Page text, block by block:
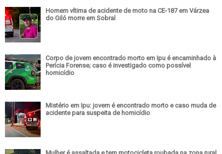
Homem vítima de acidente de moto na CE-187 em Várzea
do Giló morre em Sobral
Corpo de jovem encontrado morto em Ipu é encaminhado à
Perícia Forense; caso é investigado como possível
homicídio
Mistério em Ipu: jovem é encontrado morto e caso muda de
acidente para suspeita de homicídio